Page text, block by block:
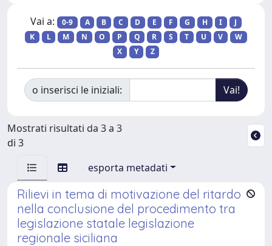
Vai a: 0-9 A B C D E F G H I
J
K
L M N O P Q R S T U V
W
X
Y Z
o inserisci le iniziali:
Mostrati risultati da 3 a 3
di 3
esporta metadati
Rilievi in tema di motivazione del ritardo
nella conclusione del procedimento tra
legislazione statale legislazione
regionale siciliana